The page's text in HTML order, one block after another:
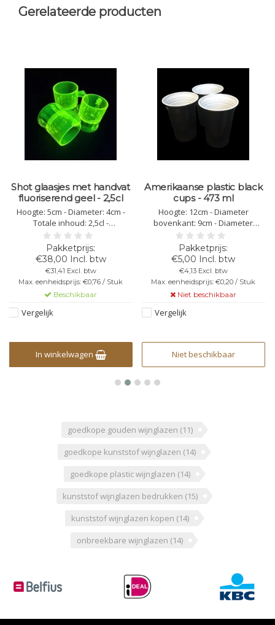
Gerelateerde producten
Shot glaasjes met handvat
fluoriserend geel - 2,5cl
Hoogte: 5cm - Diameter: 4cm -
Totale inhoud: 2,5cl -
fluoriserend geel - kunststof
polycarbonaat -
vaatwasbestendig -
herbruikbaar - bedrukking
mogelijk - onbreekbaar - niet
€38,00 Incl. btw
€31,41 Excl. btw
Max. eenheidsprijs: €0,76 / Stuk
Beschikbaar
Vergelijk
In winkelwagen
Amerikaanse plastic black
cups - 473 ml
Hoogte: 12cm - Diameter
bovenkant: 9cm - Diameter
onderkant: 6cm - Totale inhoud:
473ml - Kleur: zwart, van binnen
wit - PET materiaal, polyester -
Stapelbaar - Herbruikbaar - niet
vaatwasbestendig - niet
€5,00 Incl. btw
€4,13 Excl. btw
Max. eenheidsprijs: €0,20 / Stuk
Niet beschikbaar
Vergelijk
Niet beschikbaar
goedkope gouden wijnglazen (11)
goedkope kunststof wijnglazen (14)
goedkope plastic wijnglazen (14)
kunststof wijnglazen bedrukken (15)
kunststof wijnglazen kopen (14)
onbreekbare wijnglazen (14)